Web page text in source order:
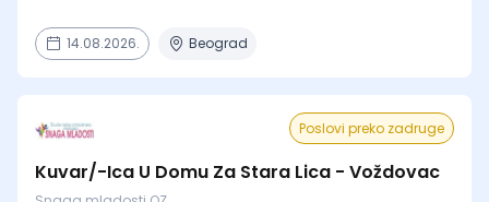
14.08.2026. Beograd
Poslovi preko zadruge
Kuvar/-Ica U Domu Za Stara Lica - Voždovac